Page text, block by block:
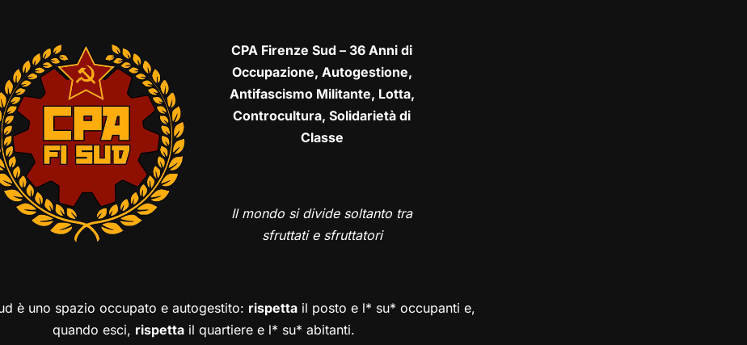
CPA Firenze Sud – 36 Anni di
Occupazione, Autogestione,
Antifascismo Militante, Lotta,
Controcultura, Solidarietà di
Classe
Il mondo si divide soltanto tra
sfruttati e sfruttatori
è uno spazio occupato e autogestito: rispettail posto e l* su* occupanti e,
quando esci, rispetta il quartiere e l* su* abitanti.